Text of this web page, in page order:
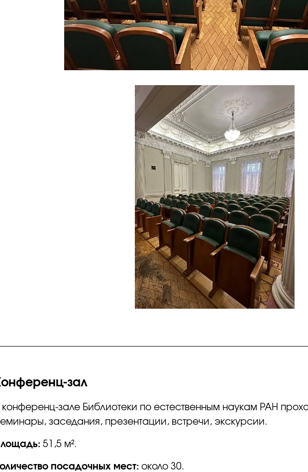
зал
конференц-зале Библиотеки по естественным наукам РАН
заседания, презентации, встречи, экскурсии.
51,5 м².
посадочных мест: около 30.